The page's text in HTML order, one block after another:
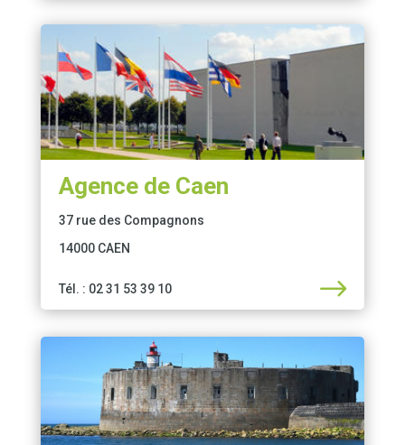
Agence de Caen
37 rue des Compagnons
14000 CAEN
Tél. : 02 31 53 39 10 $